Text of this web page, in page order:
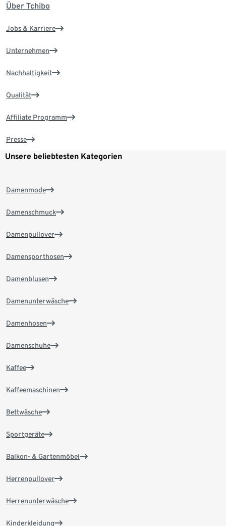
Über Tchibo
Jobs & Karriere
Unternehmen
Nachhaltigkeit
Qualität
Affiliate Programm
Presse
Unsere beliebtesten Kategorien
Damenmode
Damenschmuck
Damenpullover
Damensporthosen
Damenblusen
Damenunterwäsche
Damenhosen
Damenschuhe
Kaffee
Kaffeemaschinen
Bettwäsche
Sportgeräte
Balkon- & Gartenmöbel
Herrenpullover
Herrenunterwäsche
Kinderkleidung